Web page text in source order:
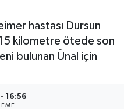
hastası Dursun
15 kilometre ötede son
bulunan Ünal için
16:56